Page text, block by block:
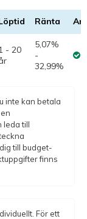
Ränta
- 20
5,07%
-
32,99%
inte kan betala
leda till
till budget-
finns
För ett